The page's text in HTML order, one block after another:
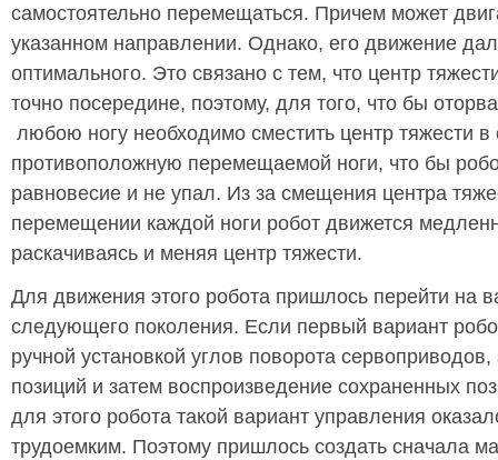
самостоятельно перемещаться. Причем может
указанном направлении. Однако, его движение
оптимального. Это связано с тем, что центр
точно посередине, поэтому, для того, что бы
любою ногу необходимо сместить центр тяжести в
противоположную перемещаемой ноги, что бы
равновесие и не упал. Из за смещения центра
перемещении каждой ноги робот движется
раскачиваясь и меняя центр тяжести.
Для движения этого робота пришлось перейти на
следующего поколения. Если первый вариант
ручной установкой углов поворота
позиций и затем воспроизведение сохраненных
для этого робота такой вариант управления
трудоемким. Поэтому пришлось создать сначала